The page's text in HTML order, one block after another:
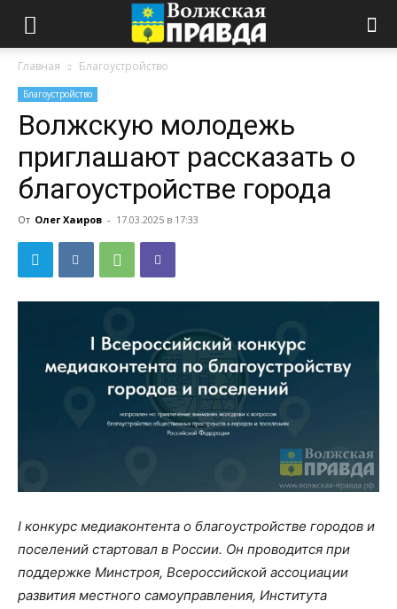
Главная Благоустройство
Благоустройство
Волжскую молодежь
приглашают рассказать о
благоустройстве города
От Олег Хаиров - 17.03.2025 в 17:33
I конкурс медиаконтента о благоустройстве городов и
поселений стартовал в России. Он проводится при
поддержке Минстроя, Всероссийской ассоциации
развития местного самоуправления, Института